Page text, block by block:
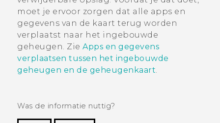
moet je ervoor zorgen dat alle apps en
gegevens van de kaart terug worden
verplaatst naar het ingebouwde
geheugen. Zie Apps en gegevens
verplaatsen tussen het ingebouwde
geheugen en de geheugenkaart
Was de informatie nuttig?